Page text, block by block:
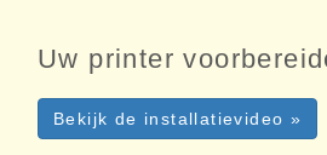
Uw printer
Bekijk de installatievideo »